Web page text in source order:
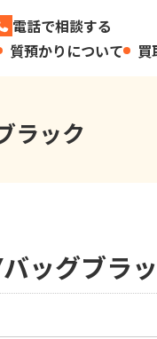
電話で相談する
質預かりについて 買
ラック
ッグブラ